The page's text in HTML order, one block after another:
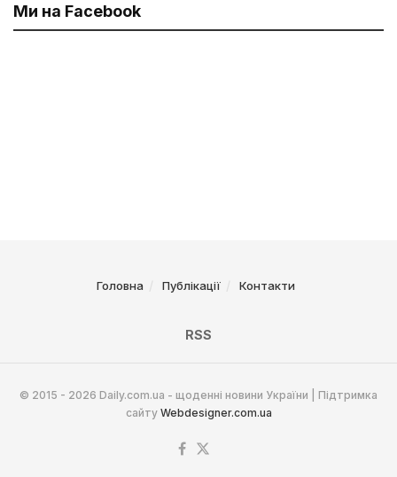
Ми на Facebook
Головна Публікації Контакти
RSS
© 2015 - 2026 Daily.com.ua - щоденні новини України | Підтримка
сайту Webdesigner.com.ua